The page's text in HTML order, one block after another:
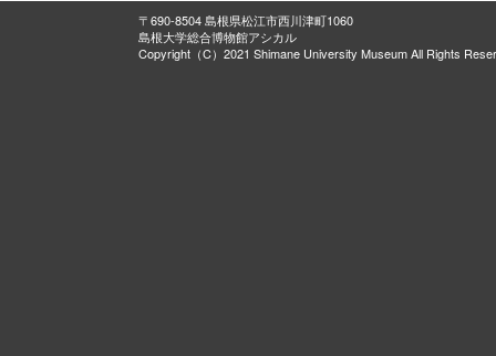
〒690-8504 島根県松江市西川津町1060
島根大学総合博物館アシカル
Copyright（C）2021 Shimane University Museum All Rights